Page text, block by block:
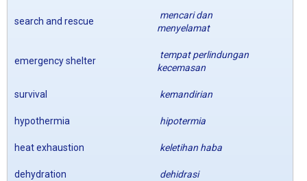
search and rescue
mencari dan
menyelamat
emergency shelter
tempat perlindungan
kecemasan
survival kemandirian
hypothermia hipotermia
heat exhaustion keletihan haba
dehydration dehidrasi